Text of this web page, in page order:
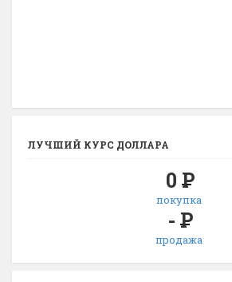
ЛУЧШИЙ КУРС ДОЛЛАРА
0 Р
покупка
- Р
продажа